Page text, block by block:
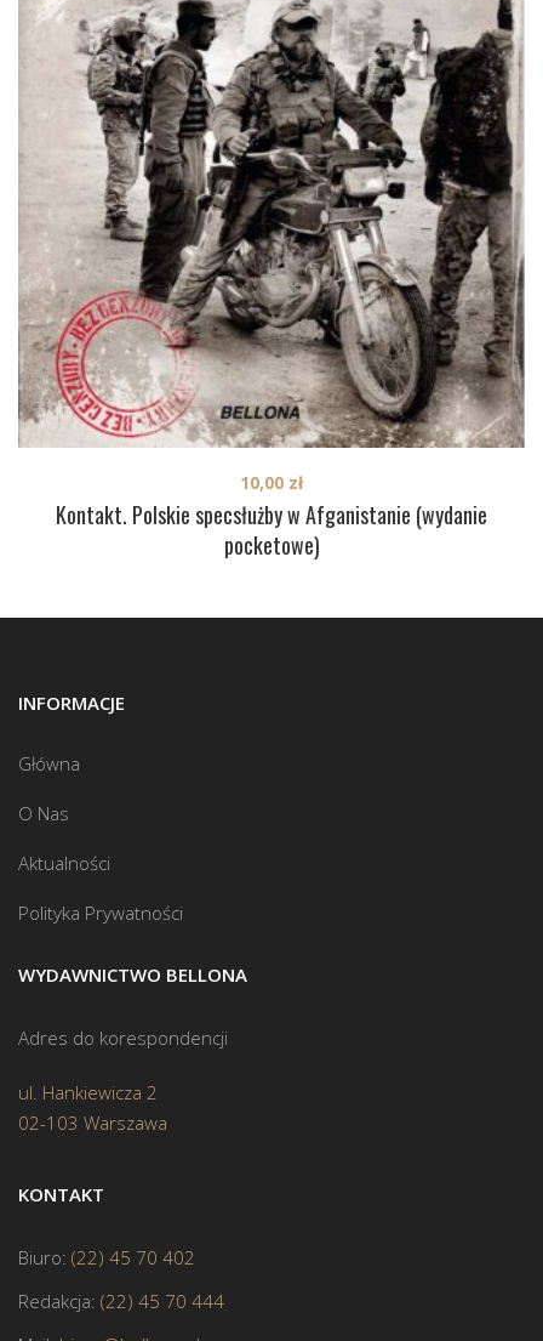
Kontakt. Polskie specsłużby w Afganistanie (wydanie
pocketowe)
10,00 zł
INFORMACJE
Główna
O Nas
Aktualności
Polityka Prywatności
WYDAWNICTWO BELLONA
Adres do korespondencji
ul. Hankiewicza 2
02-103 Warszawa
KONTAKT
Biuro: (22) 45 70 402
Redakcja: (22) 45 70 444